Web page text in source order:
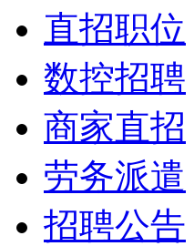
直招职位
数控招聘
商家直招
劳务派遣
招聘公告